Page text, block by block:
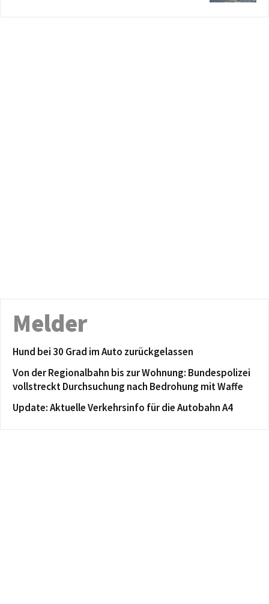
Melder
Hund bei 30 Grad im Auto zurückgelassen
Von der Regionalbahn bis zur Wohnung: Bundespolizei
vollstreckt Durchsuchung nach Bedrohung mit Waffe
Update: Aktuelle Verkehrsinfo für die Autobahn A4